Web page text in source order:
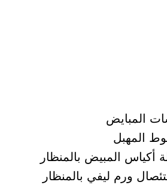
المبايض
المهبل
أكياس المبيض بالمنظار
ورم ليفي بالمنظار